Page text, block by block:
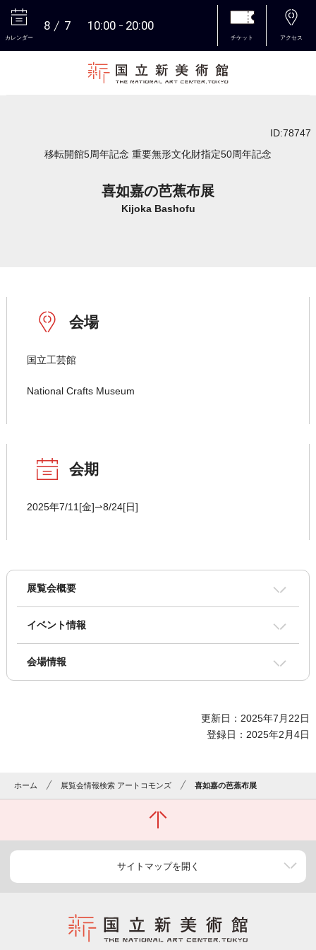
カレンダー
8 7 10:00 20:00
チケット アクセス
ID:78747
移転開館5周年記念 重要無形文化財指定50周年記念
喜如嘉の芭蕉布展
Kijoka Bashofu
会場
国立工芸館
National Crafts Museum
会期
2025年7/11[金]⇀8/24[日]
展覧会概要
イベント情報
会場情報
更新日：2025年7月22日
登録日：2025年2月4日
ホーム 展覧会情報検索 アートコモンズ 喜如嘉の芭蕉布展
サイトマップを開く